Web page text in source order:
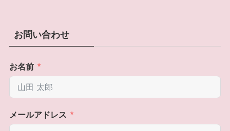
お問い合わせ
お名前
メールアドレス